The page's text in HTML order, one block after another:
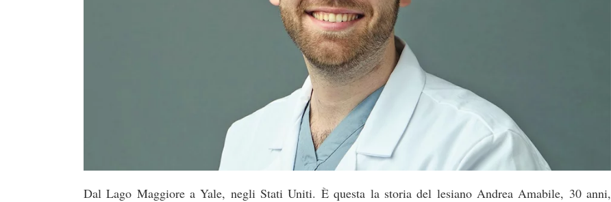
Dal Lago Maggiore a Yale, negli Stati Uniti. È questa la storia del lesiano Andrea Amabile, 30 anni,